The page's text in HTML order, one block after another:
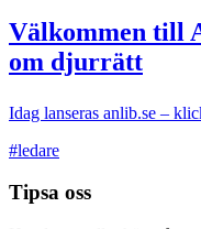
Välkommen till
om djurrätt
Idag lanseras anlib.se –
#ledare
Tipsa oss